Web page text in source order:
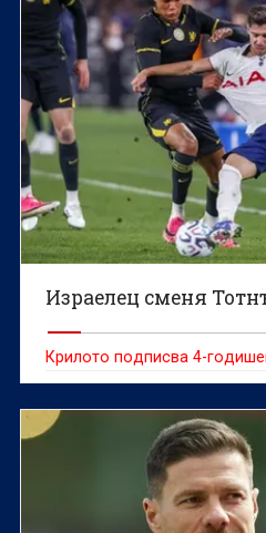
Израелец сменя
Крилото подписва 4-